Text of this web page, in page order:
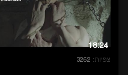
18:24
צפיות: 3262